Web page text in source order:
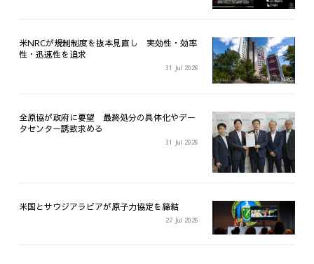
米NRCが規制制度を抜本見直し 実効性・効率
性・迅速性を追求
31 Jul 2026
全原協が政府に要望 最終処分の具体化やデー
タセンター誘致求める
31 Jul 2026
米国とサウジアラビアが原子力協定を締結
27 Jul 2026